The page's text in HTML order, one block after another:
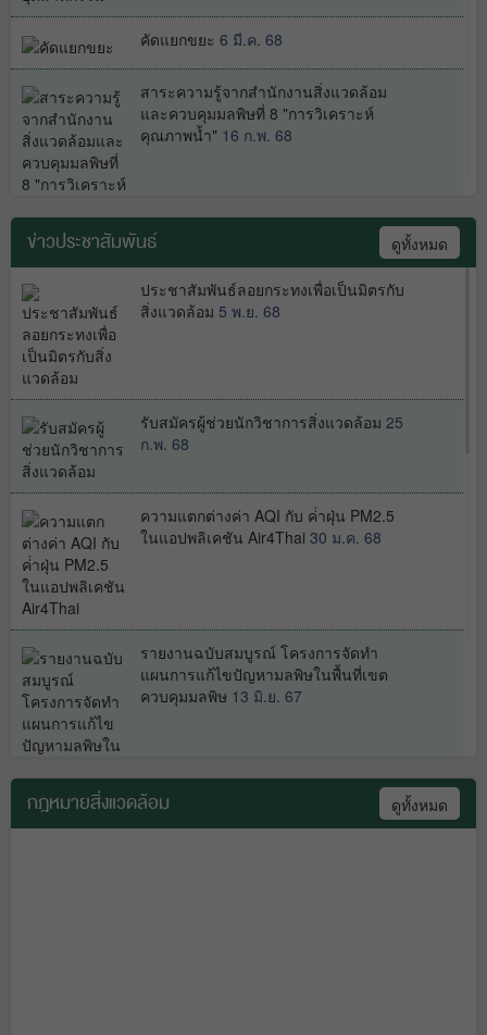
คัดแยกขยะ 6 มี.ค. 68
สาระความรู้จากสำนักงานสิ่งแวดล้อม
และควบคุมมลพิษที่ 8 "การวิเคราะห์
คุณภาพน้ำ" 16 ก.พ. 68
อบรมพัฒนาศักยภาพเครือข่ายในการ
จัดการ ฝุ่น PM2.5 เพื่อลดมลพิษทาง
อากาศ 16 ก.พ. 68
ปฏิบัติการนำร่องลดการเผาในที่โล่งและ
แนวทางการป้องกัน แก้ไข ปัญหาฝุ่น
เฝ้าระวังช่วงฝุ่น pm2.5 27 พ.ย. 66
ข่าวประชาสัมพันธ์ ดูทั้งหมด
ประชาสัมพันธ์ลอยกระทงเพื่อเป็นมิตรกับ
สิ่งแวดล้อม 5 พ.ย. 68
รับสมัครผู้ช่วยนักวิชาการสิ่งแวดล้อม 25
ก.พ. 68
ความแตกต่างค่า AQI กับ ค่่าฝุ่น PM2.5
ในแอปพลิเคชัน Air4Thai 30 ม.ค. 68
รายงานฉบับสมบูรณ์ โครงการจัดทำ
แผนการแก้ไขปัญหามลพิษในพื้นที่เขต
ควบคุมมลพิษ 13 มิ.ย. 67
คู่มือแนวทางการจัดการขยะมูลฝอยใน
กฎหมายสิ่งแวดล้อม ดูทั้งหมด